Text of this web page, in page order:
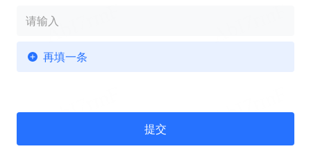
再填一条
提交